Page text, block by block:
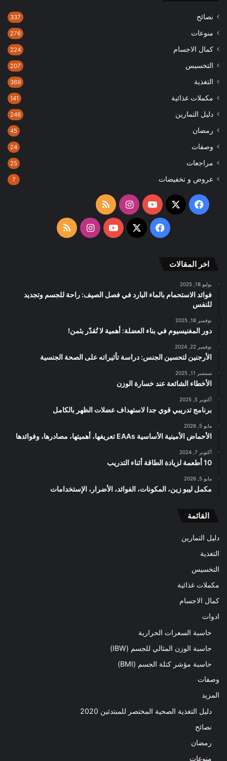
نصائح 337
منوعات 276
كمال الاجسام 224
التخسيس 207
التغذية 369
مكملات غذائية 141
دليل التمارين 246
رمضان 45
وصفات 24
مراجعات 25
عروض و تخفيضات 7
فيسبوك
‫X
‫YouTubeانستقرامملخص
الموقع
فيسبوك
‫X
‫YouTubeانستقرامملخص
اخر المقالات
يوليو 18, 2025
فوائد الاستحمام بالماء البارد في فصل الصيف: راحة للجسم وتجديد
للنفس
نوفمبر 18, 2025
دور المغنيسيوم في بناء العضلة: أهمية لا تُقدّر بثمن!
نوفمبر 22, 2024
الأرجنين لتحسين الجنس: دراسة تأثيراته على الصحة الجنسية
سبتمبر 11, 2025
الأخطاء الشائعة عند خسارة الوزن
أكتوبر 5, 2025
برنامج تدريبي قوي جدا لاستهداف عضلات الظهر بالكامل
مايو 5, 2026
الأحماض الأمينية الأساسية EAAs تعريفها، أهميتها، مصادرها، وفوائدها
أكتوبر 7, 2024
10 أطعمة لزيادة الطاقة أثناء التدريب
مايو 5, 2026
مكمل ليبو زين، المكونات، الفوائد، الأضرار، الإستخدامات
القائمة
دليل التمارين
التغذية
التخسيس
مكملات غذائية
كمال الاجسام
ادوات
حاسبة السعرات الحرارية
حاسبة الوزن المثالي للجسم (IBW)
حاسبة مؤشر كتلة الجسم (BMI)
وصفات
المزيد
دليل التغذية الصحية المختصر للمبتدئين 2020​
نصائح
رمضان
منوعات